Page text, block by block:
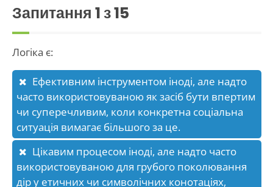
Запитання 1з 15
Логіка є:
Ефективним інструментом іноді, але надто
часто використовуваною як засіб бути впертим
чи суперечливим, коли конкретна соціальна
ситуація вимагає більшого за це.
Цікавим процесом іноді, але надто часто
використовуваною для грубого поколювання
дір у етичних чи символічних конотаціях,